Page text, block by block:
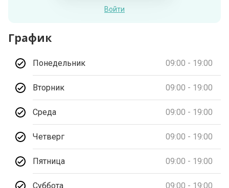
Войти
График
Понедельник 09:00 - 19:00
Вторник 09:00 - 19:00
Среда 09:00 - 19:00
Четверг 09:00 - 19:00
Пятница 09:00 - 19:00
Суббота 09:00 - 19:00